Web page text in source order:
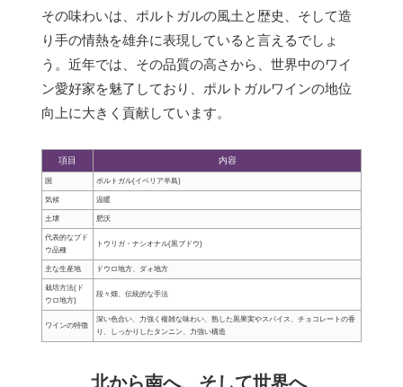
その味わいは、ポルトガルの風土と歴史、そして造
り手の情熱を雄弁に表現していると言えるでしょ
う。近年では、その品質の高さから、世界中のワイ
ン愛好家を魅了しており、ポルトガルワインの地位
向上に大きく貢献しています。
項目 内容
国 ポルトガル(イベリア半島)
気候 温暖
土壌 肥沃
代表的なブド
ウ品種
トウリガ・ナシオナル(黒ブドウ)
主な生産地 ドウロ地方、ダォ地方
栽培方法(ド
ウロ地方)
段々畑、伝統的な手法
ワインの特徴
深い色合い、力強く複雑な味わい、熟した黒果実やスパイス、チョコレートの香
り、しっかりしたタンニン、力強い構造
北から南へ、そして世界へ